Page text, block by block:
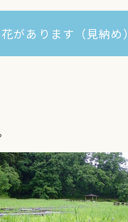
があります（見納め）